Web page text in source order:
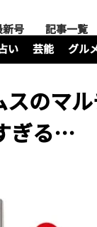
号 記事一覧
い 芸能 グル
スのマ
ぎる…